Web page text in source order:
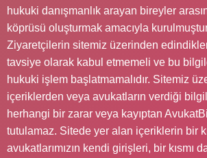
hukuki danışmanlık arayan bireyler
köprüsü oluşturmak amacıyla
Ziyaretçilerin sitemiz üzerinden
tavsiye olarak kabul etmemeli ve bu
hukuki işlem başlatmamalıdır. Sitemiz
içeriklerden veya avukatların verdiği
herhangi bir zarar veya kayıptan
tutulamaz. Sitede yer alan içeriklerin bir
avukatlarımızın kendi girişleri, bir kısmı